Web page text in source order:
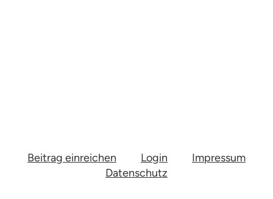
Beitrag einreichen Login
Impressum
Datenschutz